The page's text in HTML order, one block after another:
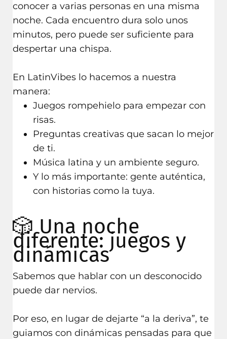
conocer a varias personas en una misma
noche. Cada encuentro dura solo unos
minutos, pero puede ser suficiente para
despertar una chispa.
En LatinVibes lo hacemos a nuestra
manera:
Juegos rompehielo para empezar con
risas.
Preguntas creativas que sacan lo mejor
de ti.
Música latina y un ambiente seguro.
Y lo más importante: gente auténtica,
con historias como la tuya.
🎲 Una noche
diferente: juegos y
dinámicas
Sabemos que hablar con un desconocido
puede dar nervios.
Por eso, en lugar de dejarte “a la deriva”, te
guiamos con dinámicas pensadas para que